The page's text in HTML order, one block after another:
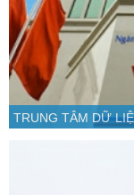
TRUNG TÂM DỮ